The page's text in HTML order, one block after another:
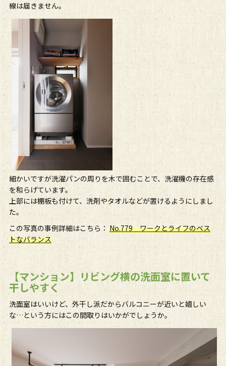
線は届きません。
細かいですが洗濯パンの周りを木で囲むことで、洗濯機の存在感
を和らげています。
上部には棚板も付けて、洗剤やタオルなどが置けるようにしまし
た。
この写真の事例詳細はこちら： No.779 ワークとライフのベス
トなバランス
【マンション】リビング横の洗面室に置いて
干しやすく
洗面室はいいけど、外干し派だからバルコニーが近いと嬉しい
な…という方にはこの間取りはいかがでしょうか。